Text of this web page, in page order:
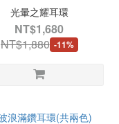
光暈之耀耳環
NT$1,680
NT$1,880 -11%